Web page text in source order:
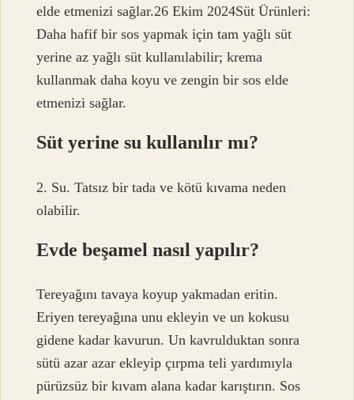
elde etmenizi sağlar.26 Ekim 2024Süt Ürünleri:
Daha hafif bir sos yapmak için tam yağlı süt
yerine az yağlı süt kullanılabilir; krema
kullanmak daha koyu ve zengin bir sos elde
etmenizi sağlar.
Süt yerine su kullanılır mı?
2. Su. Tatsız bir tada ve kötü kıvama neden
olabilir.
Evde beşamel nasıl yapılır?
Tereyağını tavaya koyup yakmadan eritin.
Eriyen tereyağına unu ekleyin ve un kokusu
gidene kadar kavurun. Un kavrulduktan sonra
sütü azar azar ekleyip çırpma teli yardımıyla
pürüzsüz bir kıvam alana kadar karıştırın. Sos